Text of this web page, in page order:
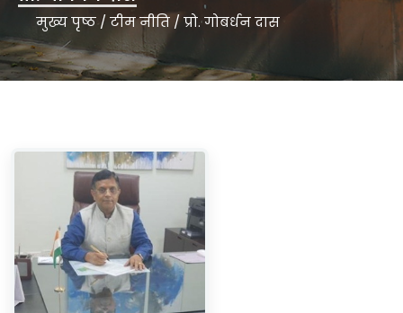
मुख्य पृष्ठ/टीम नीति /प्रो. गोबर्धन दास